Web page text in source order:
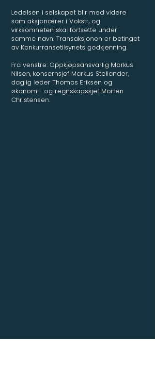
Ledelsen i selskapet blir med videre
som aksjonærer i Vokstr, og
virksomheten skal fortsette under
samme navn. Transaksjonen er betinget
av Konkurransetilsynets godkjenning.
Fra venstre: Oppkjøpsansvarlig Markus
Nilsen, konsernsjef Markus Stellander,
daglig leder Thomas Eriksen og
økonomi- og regnskapssjef Morten
Christensen.